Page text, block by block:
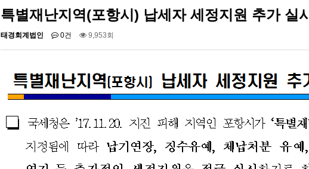
특별재난지역(포항시) 납세자 세정지원 추가 실시
태경회계법인 0건 9,953회